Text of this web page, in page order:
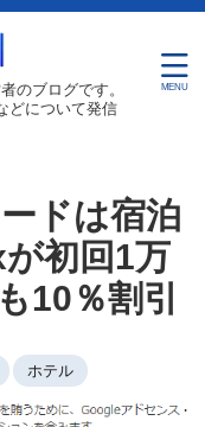
のブログです。
どについて発信
ドは宿泊
初回1万
10％割引
ホテル